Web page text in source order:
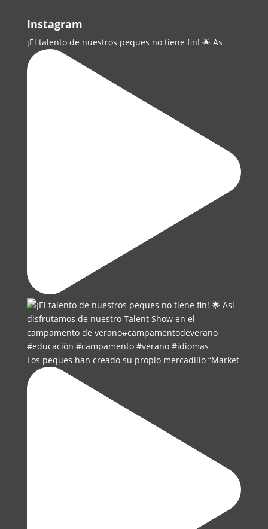
Instagram
¡El talento de nuestros peques no tiene fin! 🌟 As
Los peques han creado su propio mercadillo “Market